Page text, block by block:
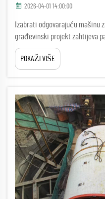
2026-04-01 14:00:00
Izabrati odgovarajuću mašinu
građevinski projekt zahtijeva
čimbenika koji izravno utječu
troškovnu učinkovitost. Dva
POKAŽI VIŠE